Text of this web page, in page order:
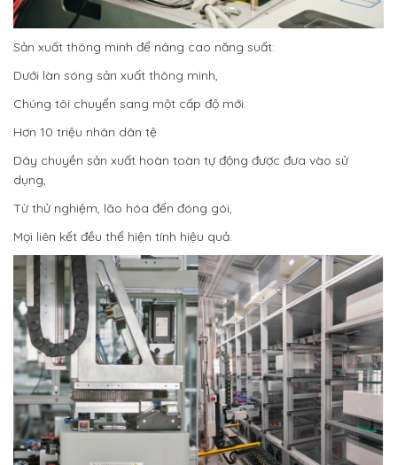
Sản xuất thông minh để nâng cao năng suất:
Dưới làn sóng sản xuất thông minh,
Chúng tôi chuyển sang một cấp độ mới.
Hơn 10 triệu nhân dân tệ
Dây chuyền sản xuất hoàn toàn tự động được đưa vào sử
dụng,
Từ thử nghiệm, lão hóa đến đóng gói,
Mọi liên kết đều thể hiện tính hiệu quả.